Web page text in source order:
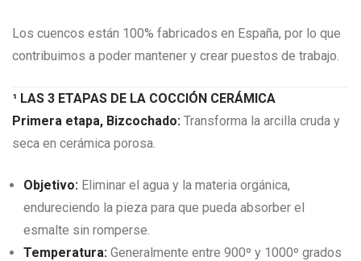
Los cuencos están 100% fabricados en España, por lo que
contribuimos a poder mantener y crear puestos de trabajo.
¹ LAS 3 ETAPAS DE LA COCCIÓN CERÁMICA
Primera etapa, Bizcochado: Transforma la arcilla cruda y
seca en cerámica porosa.
Objetivo: Eliminar el agua y la materia orgánica,
endureciendo la pieza para que pueda absorber el
esmalte sin romperse.
Temperatura: Generalmente entre 900º y 1000º grados